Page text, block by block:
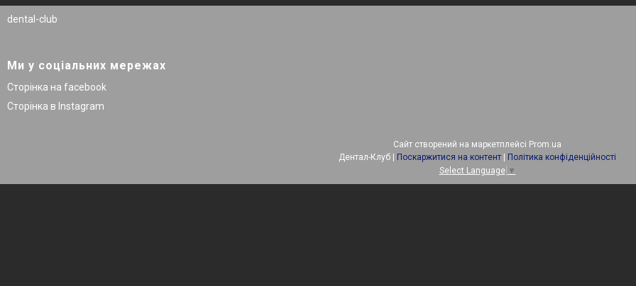
dental-club
Ми у соціальних мережах
Сторінка на facebook
Сторінка в Instagram
Сайт створений на маркетплейсі Prom.ua
Поскаржитися на контент
Політика конфіденційності
Select Language ▼